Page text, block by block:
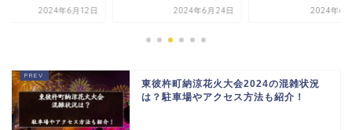
2024年6月12日 2024年6月24日 2024年6
東彼杵町納涼花火大会2024の混雑状況
は？駐車場やアクセス方法も紹介！